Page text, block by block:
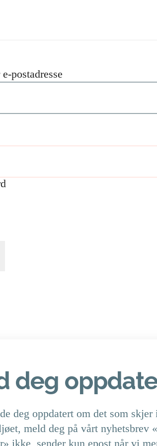
postadresse
deg
deg oppdatert om det som skjer
meld deg på vårt nyhetsbrev
ikke, sender kun epost når vi